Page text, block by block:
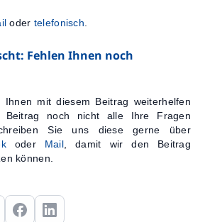
oder telefonisch
Fehlen Ihnen noch
mit diesem Beitrag weiterhelfen
Beitrag noch nicht alle Ihre Fragen
Sie uns diese gerne über
oder Mail , damit wir den Beitrag
können.